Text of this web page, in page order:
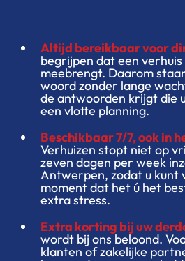
Altijd bereikbaar voor
begrijpen dat een
meebrengt. Daarom
woord zonder lange
de antwoorden krijgt die
een vlotte planning.
Beschikbaar 7/7, ook in
Verhuizen stopt niet op
zeven dagen per week
Antwerpen, zodat u kunt
moment dat het ú het
extra stress.
Extra korting bij uw
wordt bij ons beloond.
klanten of zakelijke